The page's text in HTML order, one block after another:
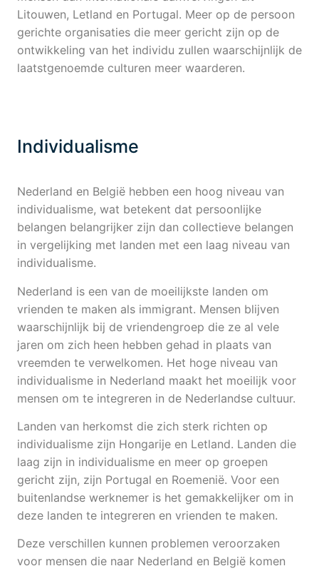
Litouwen, Letland en Portugal. Meer op de persoon
gerichte organisaties die meer gericht zijn op de
ontwikkeling van het individu zullen waarschijnlijk de
laatstgenoemde culturen meer waarderen.
Individualisme
Nederland en België hebben een hoog niveau van
individualisme, wat betekent dat persoonlijke
belangen belangrijker zijn dan collectieve belangen
in vergelijking met landen met een laag niveau van
individualisme.
Nederland is een van de moeilijkste landen om
vrienden te maken als immigrant. Mensen blijven
waarschijnlijk bij de vriendengroep die ze al vele
jaren om zich heen hebben gehad in plaats van
vreemden te verwelkomen. Het hoge niveau van
individualisme in Nederland maakt het moeilijk voor
mensen om te integreren in de Nederlandse cultuur.
Landen van herkomst die zich sterk richten op
individualisme zijn Hongarije en Letland. Landen die
laag zijn in individualisme en meer op groepen
gericht zijn, zijn Portugal en Roemenië. Voor een
buitenlandse werknemer is het gemakkelijker om in
deze landen te integreren en vrienden te maken.
Deze verschillen kunnen problemen veroorzaken
voor mensen die naar Nederland en België komen